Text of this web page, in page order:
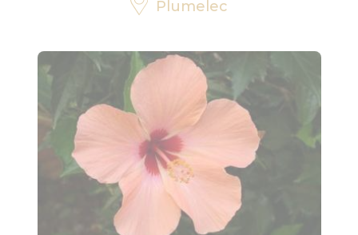
Médiathèques
Plumelec